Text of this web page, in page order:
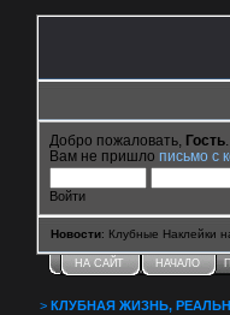
Добро пожаловать, Гость
Вам не пришло письмо с
Войти
Новости: Клубные Наклейки
НА САЙТ НАЧАЛО
> КЛУБНАЯ ЖИЗНЬ,